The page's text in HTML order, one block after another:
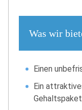
Was wir
Einen
Ein
Gehaltspaket